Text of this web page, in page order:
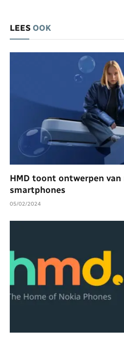
LEES OOK
HMD toont ontwerpen van
smartphones
05/02/2024